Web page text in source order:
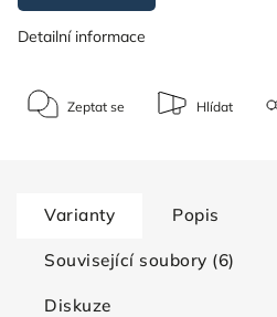
Detailní informace
Zeptat se Hlídat
Varianty Popis
Související soubory (6)
Diskuze